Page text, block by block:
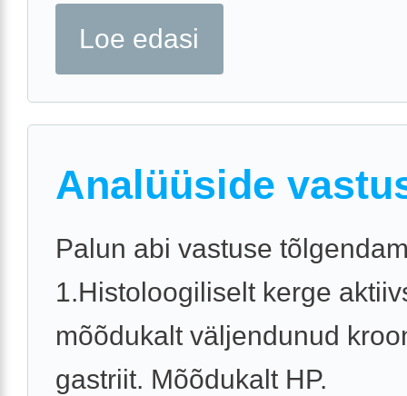
Loe edasi
Analüüside
Palun abi vastuse
1.Histoloogiliselt kerge
mõõdukalt väljendunud
gastriit. Mõõdukalt HP.